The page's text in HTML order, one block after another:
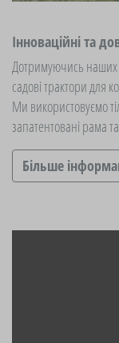
Інноваційні та
Дотримуючись наших
садові трактори для
Ми використовуємо
запатентовані рама
Більше